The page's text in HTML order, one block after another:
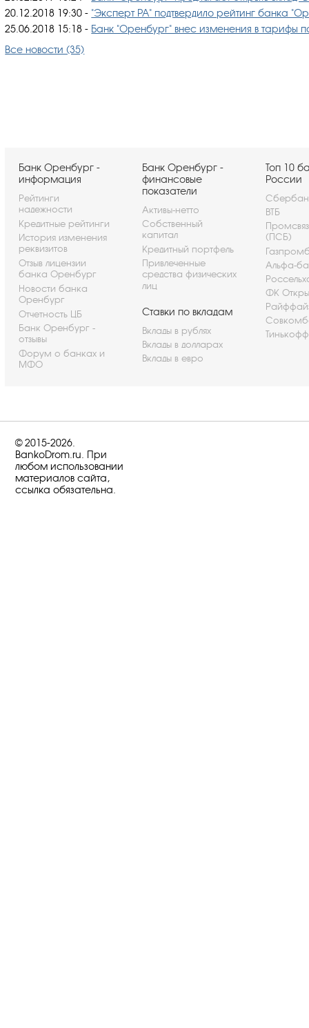
20.12.2018 19:30- "Эксперт РА" подтвердило рейтинг банка
25.06.2018 15:18- Банк "Оренбург" внес изменения в тарифы
Все новости (35)
Банк Оренбург -
информация
Рейтинги
надежности
Кредитные рейтинги
История изменения
реквизитов
Отзыв лицензии
банка Оренбург
Новости банка
Оренбург
Отчетность ЦБ
Банк Оренбург -
отзывы
Форум о банках и
МФО
Банк Оренбург -
финансовые
показатели
Активы-нетто
Собственный
капитал
Кредитный портфель
Привлеченные
средства физических
лиц
Ставки по вкладам
Вклады в рублях
Вклады в долларах
Вклады в евро
Топ 10
России
ВТБ
(ПСБ)
Альфа-
ФК
© 2015-2026.
BankoDrom.ru. При
любом использовании
материалов сайта,
ссылка обязательна.